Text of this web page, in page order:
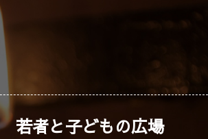
若者と子どもの広場